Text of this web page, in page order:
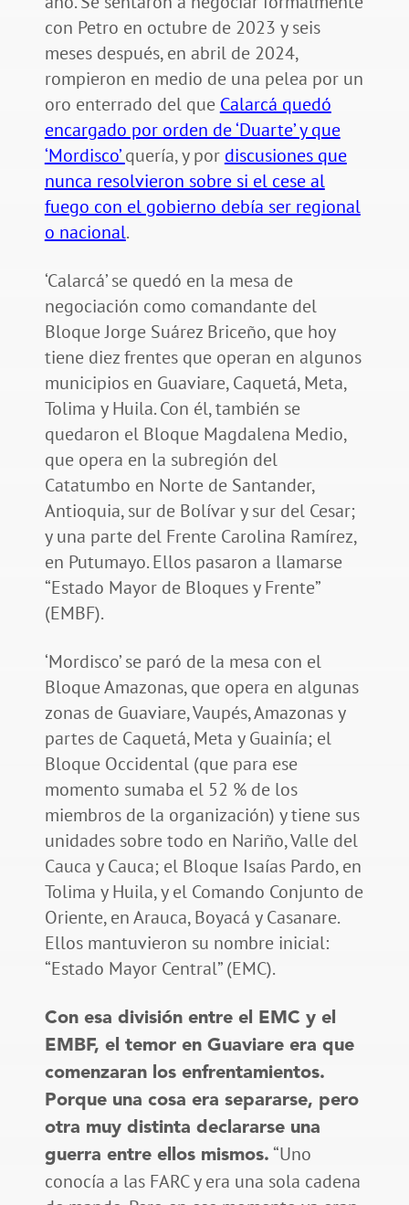
con Petro en octubre de 2023 y seis
meses después, en abril de 2024,
rompieron en medio de una pelea por un
oro enterrado del que Calarcá quedó
encargado por orden de ‘Duarte’ y que
‘Mordisco’quería, y por discusiones que
nunca resolvieron sobre si el cese al
fuego con el gobierno debía ser regional
o nacional.
‘Calarcá’ se quedó en la mesa de
negociación como comandante del
Bloque Jorge Suárez Briceño, que hoy
tiene diez frentes que operan en algunos
municipios en Guaviare, Caquetá, Meta,
Tolima y Huila. Con él, también se
quedaron el Bloque Magdalena Medio,
que opera en la subregión del
Catatumbo en Norte de Santander,
Antioquia, sur de Bolívar y sur del Cesar;
y una parte del Frente Carolina Ramírez,
en Putumayo. Ellos pasaron a llamarse
“Estado Mayor de Bloques y Frente”
(EMBF).
‘Mordisco’ se paró de la mesa con el
Bloque Amazonas, que opera en algunas
zonas de Guaviare, Vaupés, Amazonas y
partes de Caquetá, Meta y Guainía; el
Bloque Occidental (que para ese
momento sumaba el 52 % de los
miembros de la organización) y tiene sus
unidades sobre todo en Nariño, Valle del
Cauca y Cauca; el Bloque Isaías Pardo, en
Tolima y Huila, y el Comando Conjunto de
Oriente, en Arauca, Boyacá y Casanare.
Ellos mantuvieron su nombre inicial:
“Estado Mayor Central” (EMC).
Con esa división entre el EMC y el
EMBF, el temor en Guaviare era que
comenzaran los enfrentamientos.
Porque una cosa era separarse, pero
otra muy distinta declararse una
guerra entre ellos mismos. “Uno
conocía a las FARC y era una sola cadena